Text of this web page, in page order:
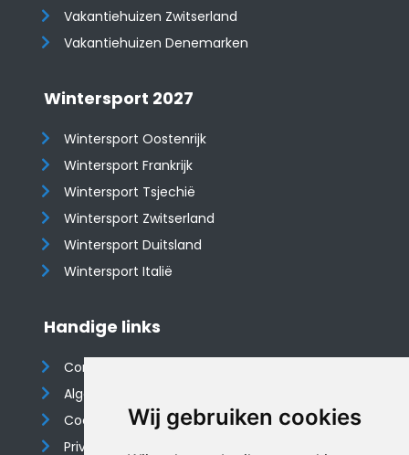
Wij gebruiken cookies
​​​​​​​Vakantiehuizen Zwitserland
Vakantiehuizen Denemarken
Wintersport 2027
Wintersport Oostenrijk
Wintersport Frankrijk
Wintersport Tsjechië
Wintersport Zwitserland
Wintersport Duitsland
Wintersport Italië
Handige links
Contact
Algemene voorwaarden
Cookieverklaring
Privacyverklaring